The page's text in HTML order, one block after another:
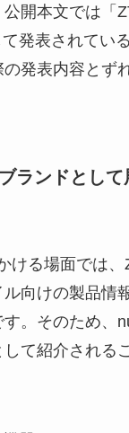
開本文では「
発表されてい
発表内容とず
ランドとし
ける場面では
向けの製品情
。そのため、
て紹介される